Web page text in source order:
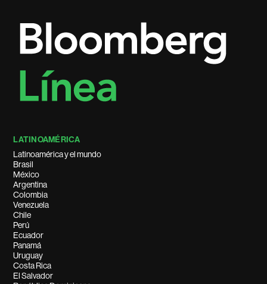
LATINOAMÉRICA
Latinoamérica y el mundo
Brasil
México
Argentina
Colombia
Venezuela
Chile
Perú
Ecuador
Panamá
Uruguay
Costa Rica
El Salvador